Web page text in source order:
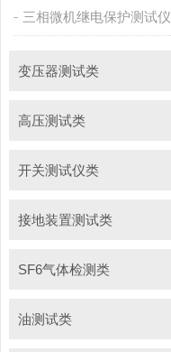
三相微机继电保护测试仪
变压器测试类
高压测试类
开关测试仪类
接地装置测试类
SF6气体检测类
油测试类